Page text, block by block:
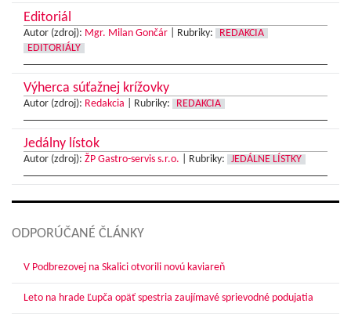
Editoriál
Autor (zdroj): Mgr. Milan Gončár Rubriky:
REDAKCIA
EDITORIÁLY
Výherca súťažnej krížovky
Autor (zdroj): Redakcia Rubriky: REDAKCIA
Jedálny lístok
Autor (zdroj): ŽP Gastro-servis s.r.o. Rubriky: JEDÁLNE LÍSTKY
ODPORÚČANÉ ČLÁNKY
V Podbrezovej na Skalici otvorili novú kaviareň
Leto na hrade Ľupča opäť spestria zaujímavé sprievodné podujatia